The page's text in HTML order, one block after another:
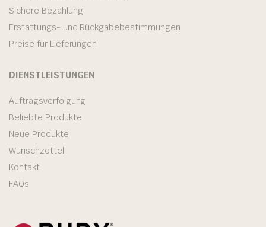
Sichere Bezahlung
Erstattungs- und Rückgabebestimmungen
Preise für Lieferungen
DIENSTLEISTUNGEN
Auftragsverfolgung
Beliebte Produkte
Neue Produkte
Wunschzettel
Kontakt
FAQs